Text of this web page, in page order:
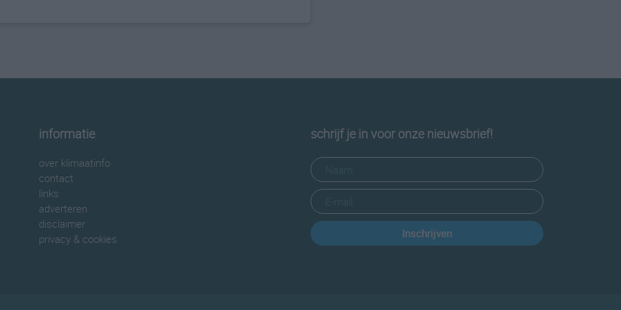
informatie
over klimaatinfo
contact
links
adverteren
disclaimer
privacy & cookies
schrijf je in voor onze nieuwsbrief!
Inschrijven